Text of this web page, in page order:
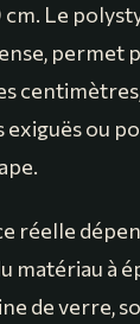
cm. Le
permet
exiguës ou
réelle
matériau à
de verre,